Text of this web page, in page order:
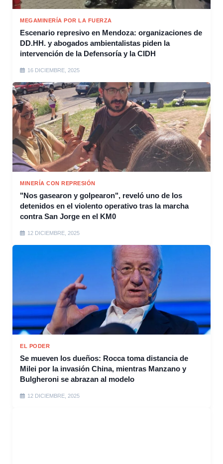
MEGAMINERÍA POR LA FUERZA
Escenario represivo en Mendoza: organizaciones de
DD.HH. y abogados ambientalistas piden la
intervención de la Defensoría y la CIDH
16 DICIEMBRE, 2025
MINERÍA CON REPRESIÓN
"Nos gasearon y golpearon", reveló uno de los
detenidos en el violento operativo tras la marcha
contra San Jorge en el KM0
12 DICIEMBRE, 2025
EL PODER
Se mueven los dueños: Rocca toma distancia de
Milei por la invasión China, mientras Manzano y
Bulgheroni se abrazan al modelo
12 DICIEMBRE, 2025